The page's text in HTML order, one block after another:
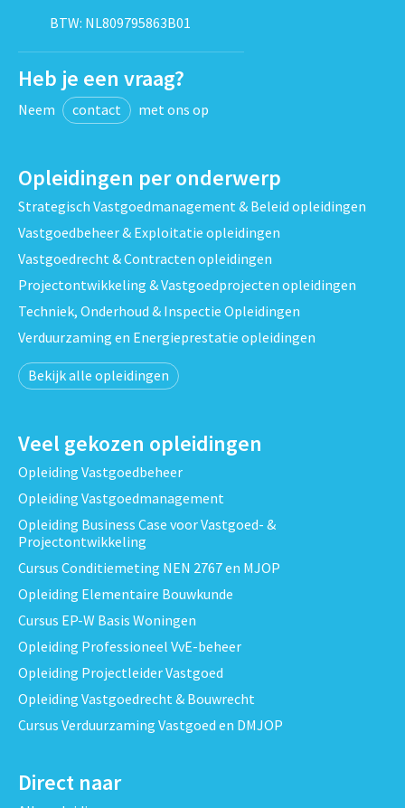
BTW: NL809795863B01
Heb je een vraag?
Neem contact met ons op
Opleidingen per onderwerp
Strategisch Vastgoedmanagement & Beleid opleidingen
Vastgoedbeheer & Exploitatie opleidingen
Vastgoedrecht & Contracten opleidingen
Projectontwikkeling & Vastgoedprojecten opleidingen
Techniek, Onderhoud & Inspectie Opleidingen
Verduurzaming en Energieprestatie opleidingen
Bekijk alle opleidingen
Veel gekozen opleidingen
Opleiding Vastgoedbeheer
Opleiding Vastgoedmanagement
Opleiding Business Case voor Vastgoed- &
Projectontwikkeling
Cursus Conditiemeting NEN 2767 en MJOP
Opleiding Elementaire Bouwkunde
Cursus EP-W Basis Woningen
Opleiding Professioneel VvE-beheer
Opleiding Projectleider Vastgoed
Opleiding Vastgoedrecht & Bouwrecht
Cursus Verduurzaming Vastgoed en DMJOP
Direct naar